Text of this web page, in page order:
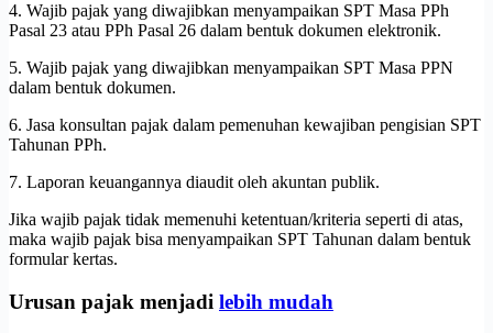
4. Wajib pajak yang diwajibkan menyampaikan SPT Masa PPh
Pasal 23 atau PPh Pasal 26 dalam bentuk dokumen elektronik.
5. Wajib pajak yang diwajibkan menyampaikan SPT Masa PPN
dalam bentuk dokumen.
6. Jasa konsultan pajak dalam pemenuhan kewajiban pengisian SPT
Tahunan PPh.
7. Laporan keuangannya diaudit oleh akuntan publik.
Jika wajib pajak tidak memenuhi ketentuan/kriteria seperti di atas,
maka wajib pajak bisa menyampaikan SPT Tahunan dalam bentuk
formular kertas.
Urusan pajak menjadi lebih mudah